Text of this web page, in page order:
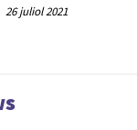
26 juliol 2021